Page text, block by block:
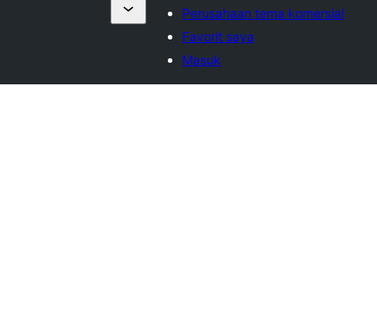
Perusahaan tema komersial
Favorit saya
Masuk